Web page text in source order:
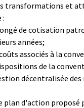
transformations et
:
de cotisation
années;
associés à la
de la
décentralisée des
plan d'action proposé